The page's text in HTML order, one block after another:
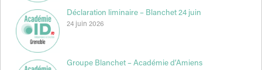
Déclaration liminaire – Blanchet 24 juin
24 juin 2026
Groupe Blanchet – Académie d’Amiens